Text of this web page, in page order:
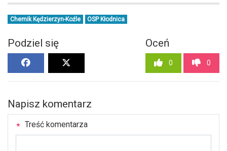
Chemik Kędzierzyn-Koźle OSP Kłodnica
Podziel się Oceń
0 0
Napisz komentarz
Treść komentarza